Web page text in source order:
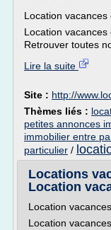
Location
Location
Retrouver toutes
Lire la suite
Site : http://
Thèmes liés :
petites annonces
immobilier entre
particulier /
Locations
Location
Location
Location